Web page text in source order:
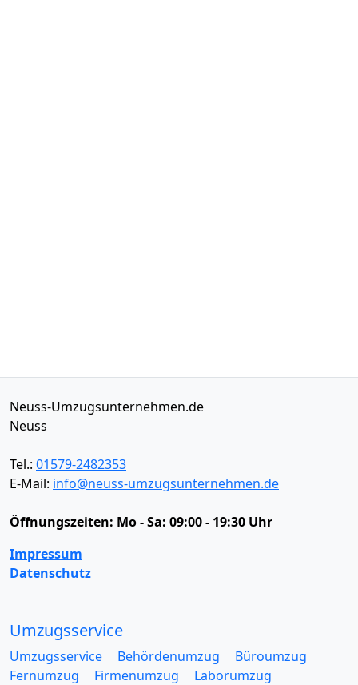
Neuss-Umzugsunternehmen.de
Neuss
Tel.: 01579-2482353
E-Mail: info@neuss-umzugsunternehmen.de
Öffnungszeiten: Mo - Sa: 09:00 - 19:30 Uhr
Impressum
Datenschutz
Umzugsservice
Umzugsservice Behördenumzug
Büroumzug
Fernumzug
Firmenumzug
Laborumzug